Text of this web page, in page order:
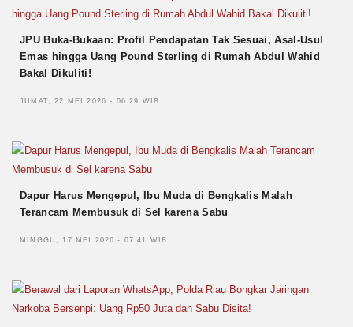
JPU Buka-Bukaan: Profil Pendapatan Tak Sesuai, Asal-Usul
Emas hingga Uang Pound Sterling di Rumah Abdul Wahid
Bakal Dikuliti!
JUMAT, 22 MEI 2026 - 06:29 WIB
Dapur Harus Mengepul, Ibu Muda di Bengkalis Malah
Terancam Membusuk di Sel karena Sabu
MINGGU, 17 MEI 2026 - 07:41 WIB